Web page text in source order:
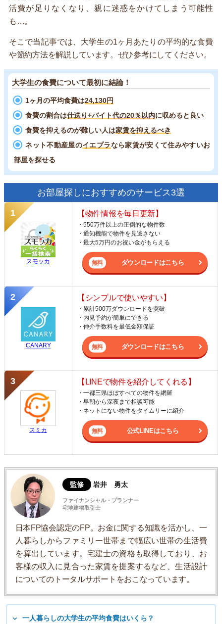
活費が足りなくなり、親に迷惑をかけてしまう可能性
も…。
そこで当記事では、大学生の1ヶ月あたりの平均的な食費
や節約方法を解説しています。ぜひ参考にしてください。
大学生の食費について最初に結論！
1ヶ月の平均食費は24,130円
食費の割合は仕送り+バイト代の20％以内に収めると良い
食費を抑えるのが難しい人は家賃を抑えるべき
ネット不動産屋のイエプラなら家賃が安くて住みやすいお
部屋を探せる
お部屋探しにおすすめのサービス3選
スモッカ
【物件情報を毎日更新】
・550万件以上の圧倒的な物件数
・通知機能で物件を見逃さない
・最大5万円のお祝い金がもらえる
ダウンロードはこちら
CANARY
【シンプルで使いやすい】
・累計500万ダウンロードを突破
・内見予約が簡単にできる
・仲介手数料を最低金額保証
ダウンロードはこちら
スミカ
【LINEで物件を紹介してくれる】
・一都三県ほぼすべての物件を網羅
・早朝から深夜まで相談可能
・ネットにない物件をタイムリーに紹介
公式LINEはこちら
監修 岩井 勇太
ファイナンシャル・プランナー
宅地建物取引士
日本FP協会認定のFP。お金に関する知識を活かし、一
人暮らしからファミリー世帯まで幅広い世帯の生活費
を算出しています。宅建士の資格も取得しており、お
客様の収入に見合った家賃を提案するなど、生活設計
についてのトータルサポートをおこなっています。
一人暮らしの大学生の平均食費はいくら？